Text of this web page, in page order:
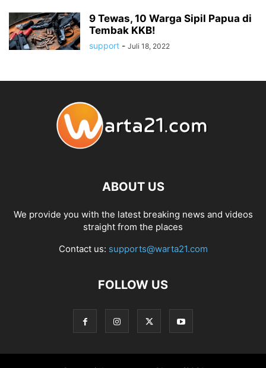
9 Tewas, 10 Warga Sipil Papua di
Tembak KKB!
support - Juli 18, 2022
ABOUT US
We provide you with the latest breaking news and videos
straight from the places
Contact us: supports@warta21.com
FOLLOW US